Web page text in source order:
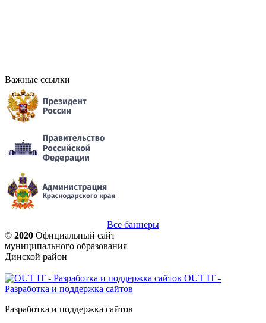
Важные ссылки
Все баннеры
© 2020 Официальный сайт
муниципального образования
Динской район
OUT IT -
Разработка и поддержка сайтов
Разработка и поддержка сайтов